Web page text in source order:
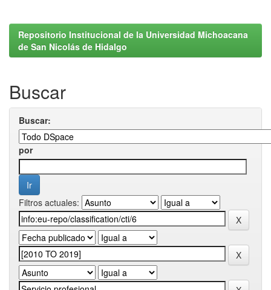
Repositorio Institucional de la Universidad Michoacana
de San Nicolás de Hidalgo
Buscar
Buscar:
por
Filtros actuales: